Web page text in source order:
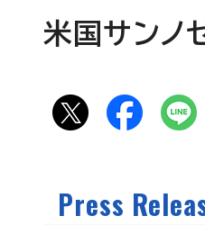
米国サンノ
Press